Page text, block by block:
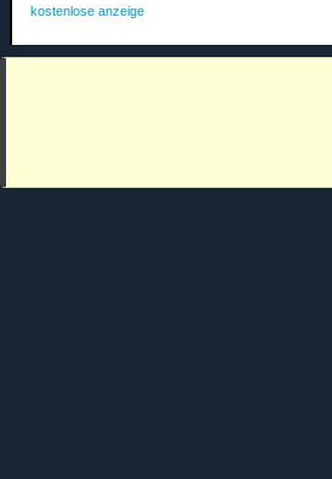
kostenlose anzeige